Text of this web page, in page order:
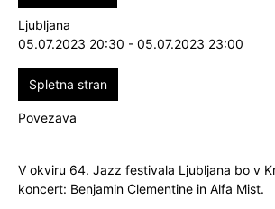
Ljubljana
05.07.2023 20:30 - 05.07.2023 23:00
Spletna stran
Povezava
V okviru 64. Jazz festivala Ljubljana bo v
koncert: Benjamin Clementine in Alfa Mist.